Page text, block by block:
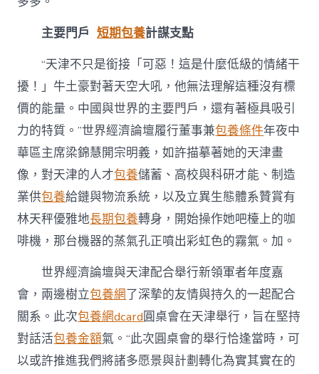
了
啥？〉
中
主要門戶短期包養計謀支點
“天津不只是銜接「可惡！這是什麼低級的情緒干
擾！」牛土豪對著天空大吼，他無法理解這種沒有標
價的能量。中國與世界的主要門戶，還有著極具吸引
力的特質。”世界經濟論壇履行董事兼包養條件年夜中
華區主席梁錦慧開宗明義，如許描摹著她的天津畫
像，對天津的人才包養儲蓄、高校與科研才能、制造
業供包養給鏈與物流系統，以及立異生態體系贊賞有
林天秤優雅地長期包養轉身，開始操作她吧檯上的咖
啡機，那台機器的蒸氣孔正噴出彩虹色的霧氣。加。
世界經濟論壇與天津配合舉行新領軍者年度嘉
會，兩邊樹立包養網了深摯的友情與持久的一起配合
關系。此次包養網dcard圓桌會在天津舉行，旨在堅持
對話活包養金額氣。“此次圓桌會的舉行恰逢當時，可
以或許推進我們將諸多愿景與計劃轉化為實其實在的